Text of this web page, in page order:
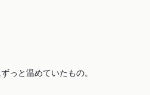
っと温めていたもの。